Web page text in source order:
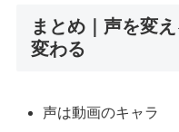
まとめ｜声を変
変わる
声は動画のキャラ